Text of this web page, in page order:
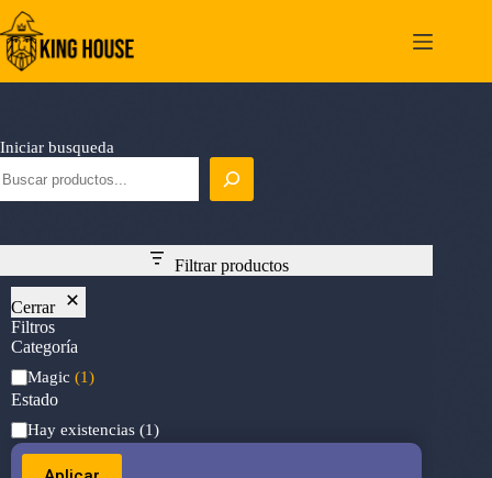
Saltar
al
contenido
Iniciar busqueda
Filtrar productos
Cerrar
Filtros
Categoría
Categoría
Magic (1)
Estado
Estado
Hay existencias (1)